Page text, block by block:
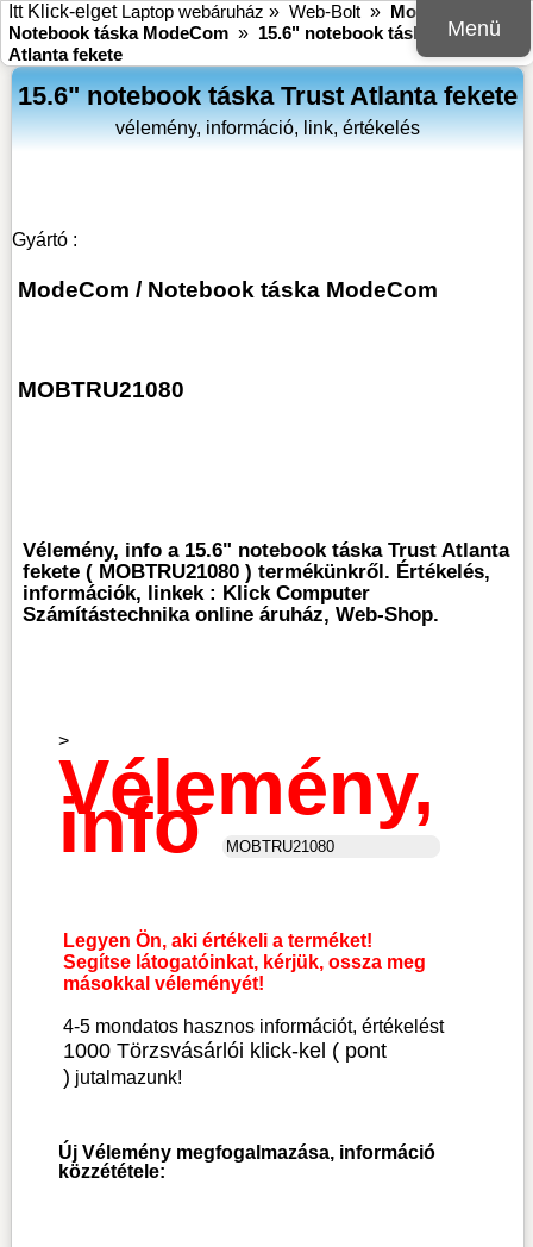
Menü
Itt Klick-elget Laptop webáruház » Web-Bolt » ModeCom
Notebook táska ModeCom » 15.6" notebook táska Trust
Atlanta fekete
15.6" notebook táska Trust Atlanta fekete
vélemény, információ, link, értékelés
Gyártó :
ModeCom / Notebook táska ModeCom
MOBTRU21080
Vélemény, info a 15.6" notebook táska Trust Atlanta
fekete ( MOBTRU21080 ) termékünkről. Értékelés,
információk, linkek : Klick Computer
Számítástechnika online áruház, Web-Shop.
>
Vélemény,
info
Legyen Ön, aki értékeli a terméket!
Segítse látogatóinkat, kérjük, ossza meg
másokkal véleményét!
4-5 mondatos hasznos információt, értékelést
1000 Törzsvásárlói klick-kel ( pont
) jutalmazunk!
Új Vélemény megfogalmazása, információ
közzététele: